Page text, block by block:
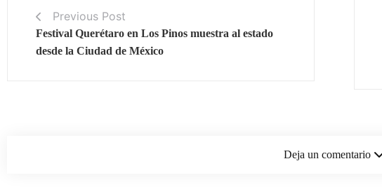
Previous Post
Festival Querétaro en Los Pinos muestra al estado
desde la Ciudad de México
Deja un comentario